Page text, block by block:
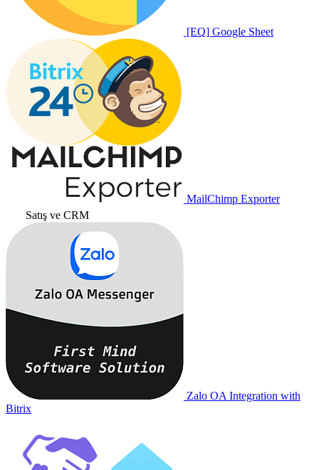
[EQ] Google Sheet
MailChimp Exporter
Satış ve CRM
Zalo OA Integration with
Bitrix